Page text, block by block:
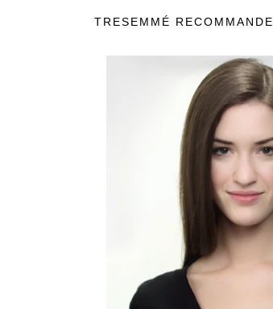
TRESEMMÉ RECOMMANDE